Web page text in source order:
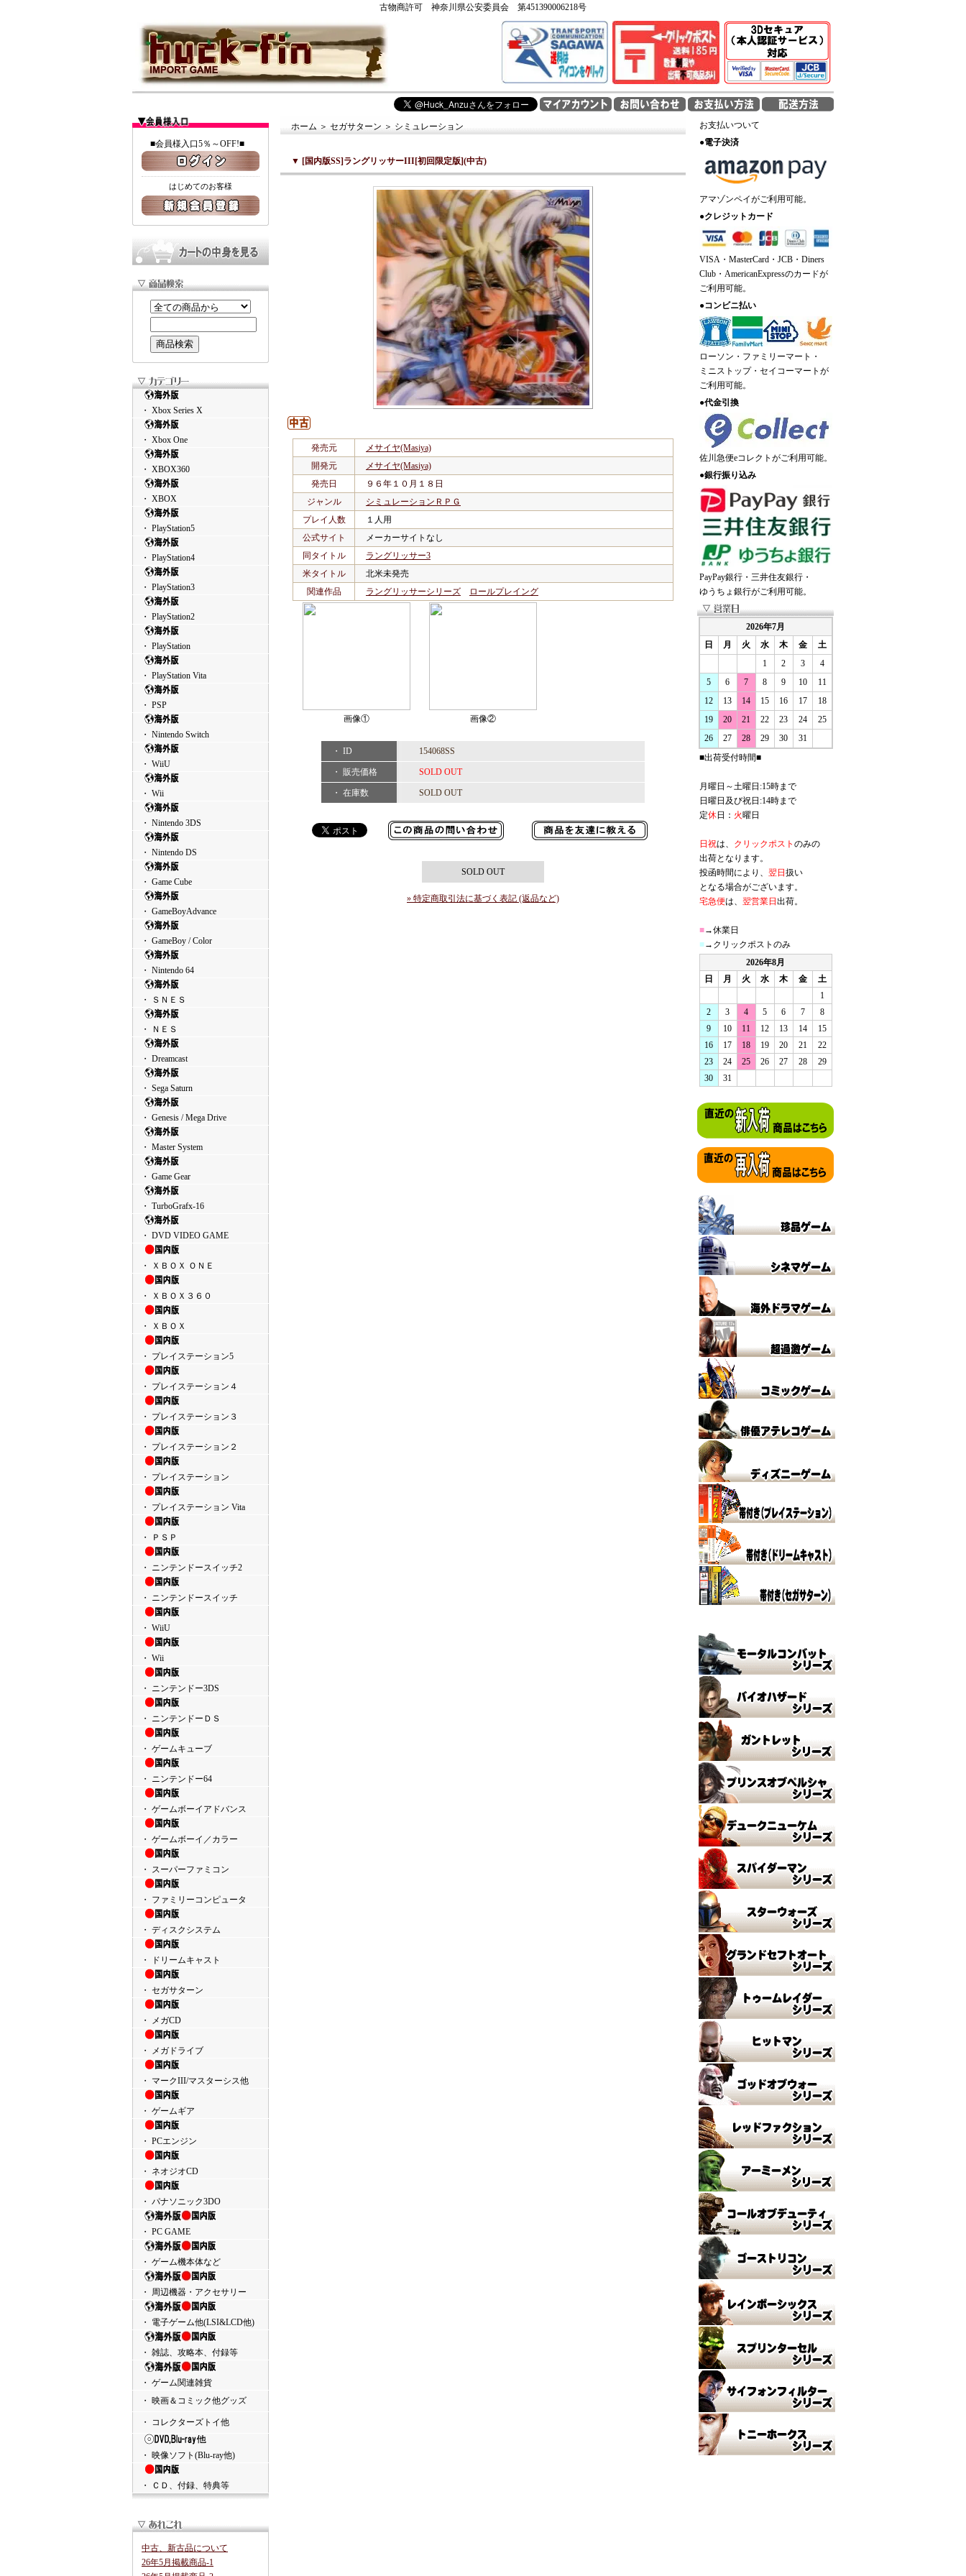
古物商許可 神奈川県公安委員会 第451390006218号
■会員様入口5％～OFF!■
はじめてのお客様
・ Xbox Series X
・ Xbox One
・ XBOX360
・ XBOX
・ PlayStation5
・ PlayStation4
・ PlayStation3
・ PlayStation2
・ PlayStation
・ PlayStation Vita
・ PSP
・ Nintendo Switch
・ WiiU
・ Wii
・ Nintendo 3DS
・ Nintendo DS
・ Game Cube
・ GameBoyAdvance
・ GameBoy / Color
・ Nintendo 64
・ ＳＮＥＳ
・ ＮＥＳ
・ Dreamcast
・ Sega Saturn
・ Genesis / Mega Drive
・ Master System
・ Game Gear
・ TurboGrafx-16
・ DVD VIDEO GAME
・ ＸＢＯＸ ＯＮＥ
・ ＸＢＯＸ３６０
・ ＸＢＯＸ
・ プレイステーション5
・ プレイステーション４
・ プレイステーション３
・ プレイステーション２
・ プレイステーション
・ プレイステーション Vita
・ ＰＳＰ
・ ニンテンドースイッチ2
・ ニンテンドースイッチ
・ WiiU
・ Wii
・ ニンテンドー3DS
・ ニンテンドーＤＳ
・ ゲームキューブ
・ ニンテンドー64
・ ゲームボーイアドバンス
・ ゲームボーイ／カラー
・ スーパーファミコン
・ ファミリーコンピュータ
・ ディスクシステム
・ ドリームキャスト
・ セガサターン
・ メガCD
・ メガドライブ
・ マークIII/マスターシス他
・ ゲームギア
・ PCエンジン
・ ネオジオCD
・ パナソニック3DO
・ PC GAME
・ ゲーム機本体など
・ 周辺機器・アクセサリー
・ 電子ゲーム他(LSI&LCD他)
・ 雑誌、攻略本、付録等
・ ゲーム関連雑貨
・ 映画＆コミック他グッズ
・ コレクターズトイ他
・ 映像ソフト(Blu-ray他)
・ ＣＤ、付録、特典等
中古、新古品について
26年5月掲載商品-1
ホーム ＞ セガサターン ＞ シミュレーション
▼ [国内版SS]ラングリッサーIII[初回限定版](中古)
発売元
メサイヤ(Masiya)
開発元
メサイヤ(Masiya)
発売日
９６年１０月１８日
ジャンル
シミュレーションＲＰＧ
プレイ人数
１人用
公式サイト
メーカーサイトなし
同タイトル
ラングリッサー3
米タイトル
北米未発売
関連作品
ラングリッサーシリーズ ロールプレイング
画像① 画像②
・ ID 154068SS
・ 販売価格 SOLD OUT
・ 在庫数 SOLD OUT
SOLD OUT
» 特定商取引法に基づく表記 (返品など)
お支払いついて
●電子決済
アマゾンペイがご利用可能。
●クレジットカード
VISA・MasterCard・JCB・Diners
Club・AmericanExpressのカードが
ご利用可能。
●コンビニ払い
ローソン・ファミリーマート・
ミニストップ・セイコーマートが
ご利用可能。
●代金引換
佐川急便eコレクトがご利用可能。
●銀行振り込み
PayPay銀行・三井住友銀行・
ゆうちょ銀行がご利用可能。
2026年7月
日
月 火 水 木 金
土
1
2 3
4
5
6 7 8 9 10
11
12
13 14 15 16 17
18
19
20 21 22 23 24
25
26
27 28 29 30
31
■出荷受付時間■
月曜日～土曜日:15時まで
日曜日及び祝日:14時まで
定休日： 火曜日
日祝は、 クリックポスト のみの
出荷となります。
投函時間により、 翌日 扱い
となる場合がございます。
宅急便は、 翌営業日 出荷。
■→休業日
■→クリックポストのみ
2026年8月
日
月 火 水 木 金
土
1
2
3 4 5 6 7
8
9
10 11 12 13 14
15
16
17 18 19 20 21
22
23
24 25 26 27 28
29
30
31